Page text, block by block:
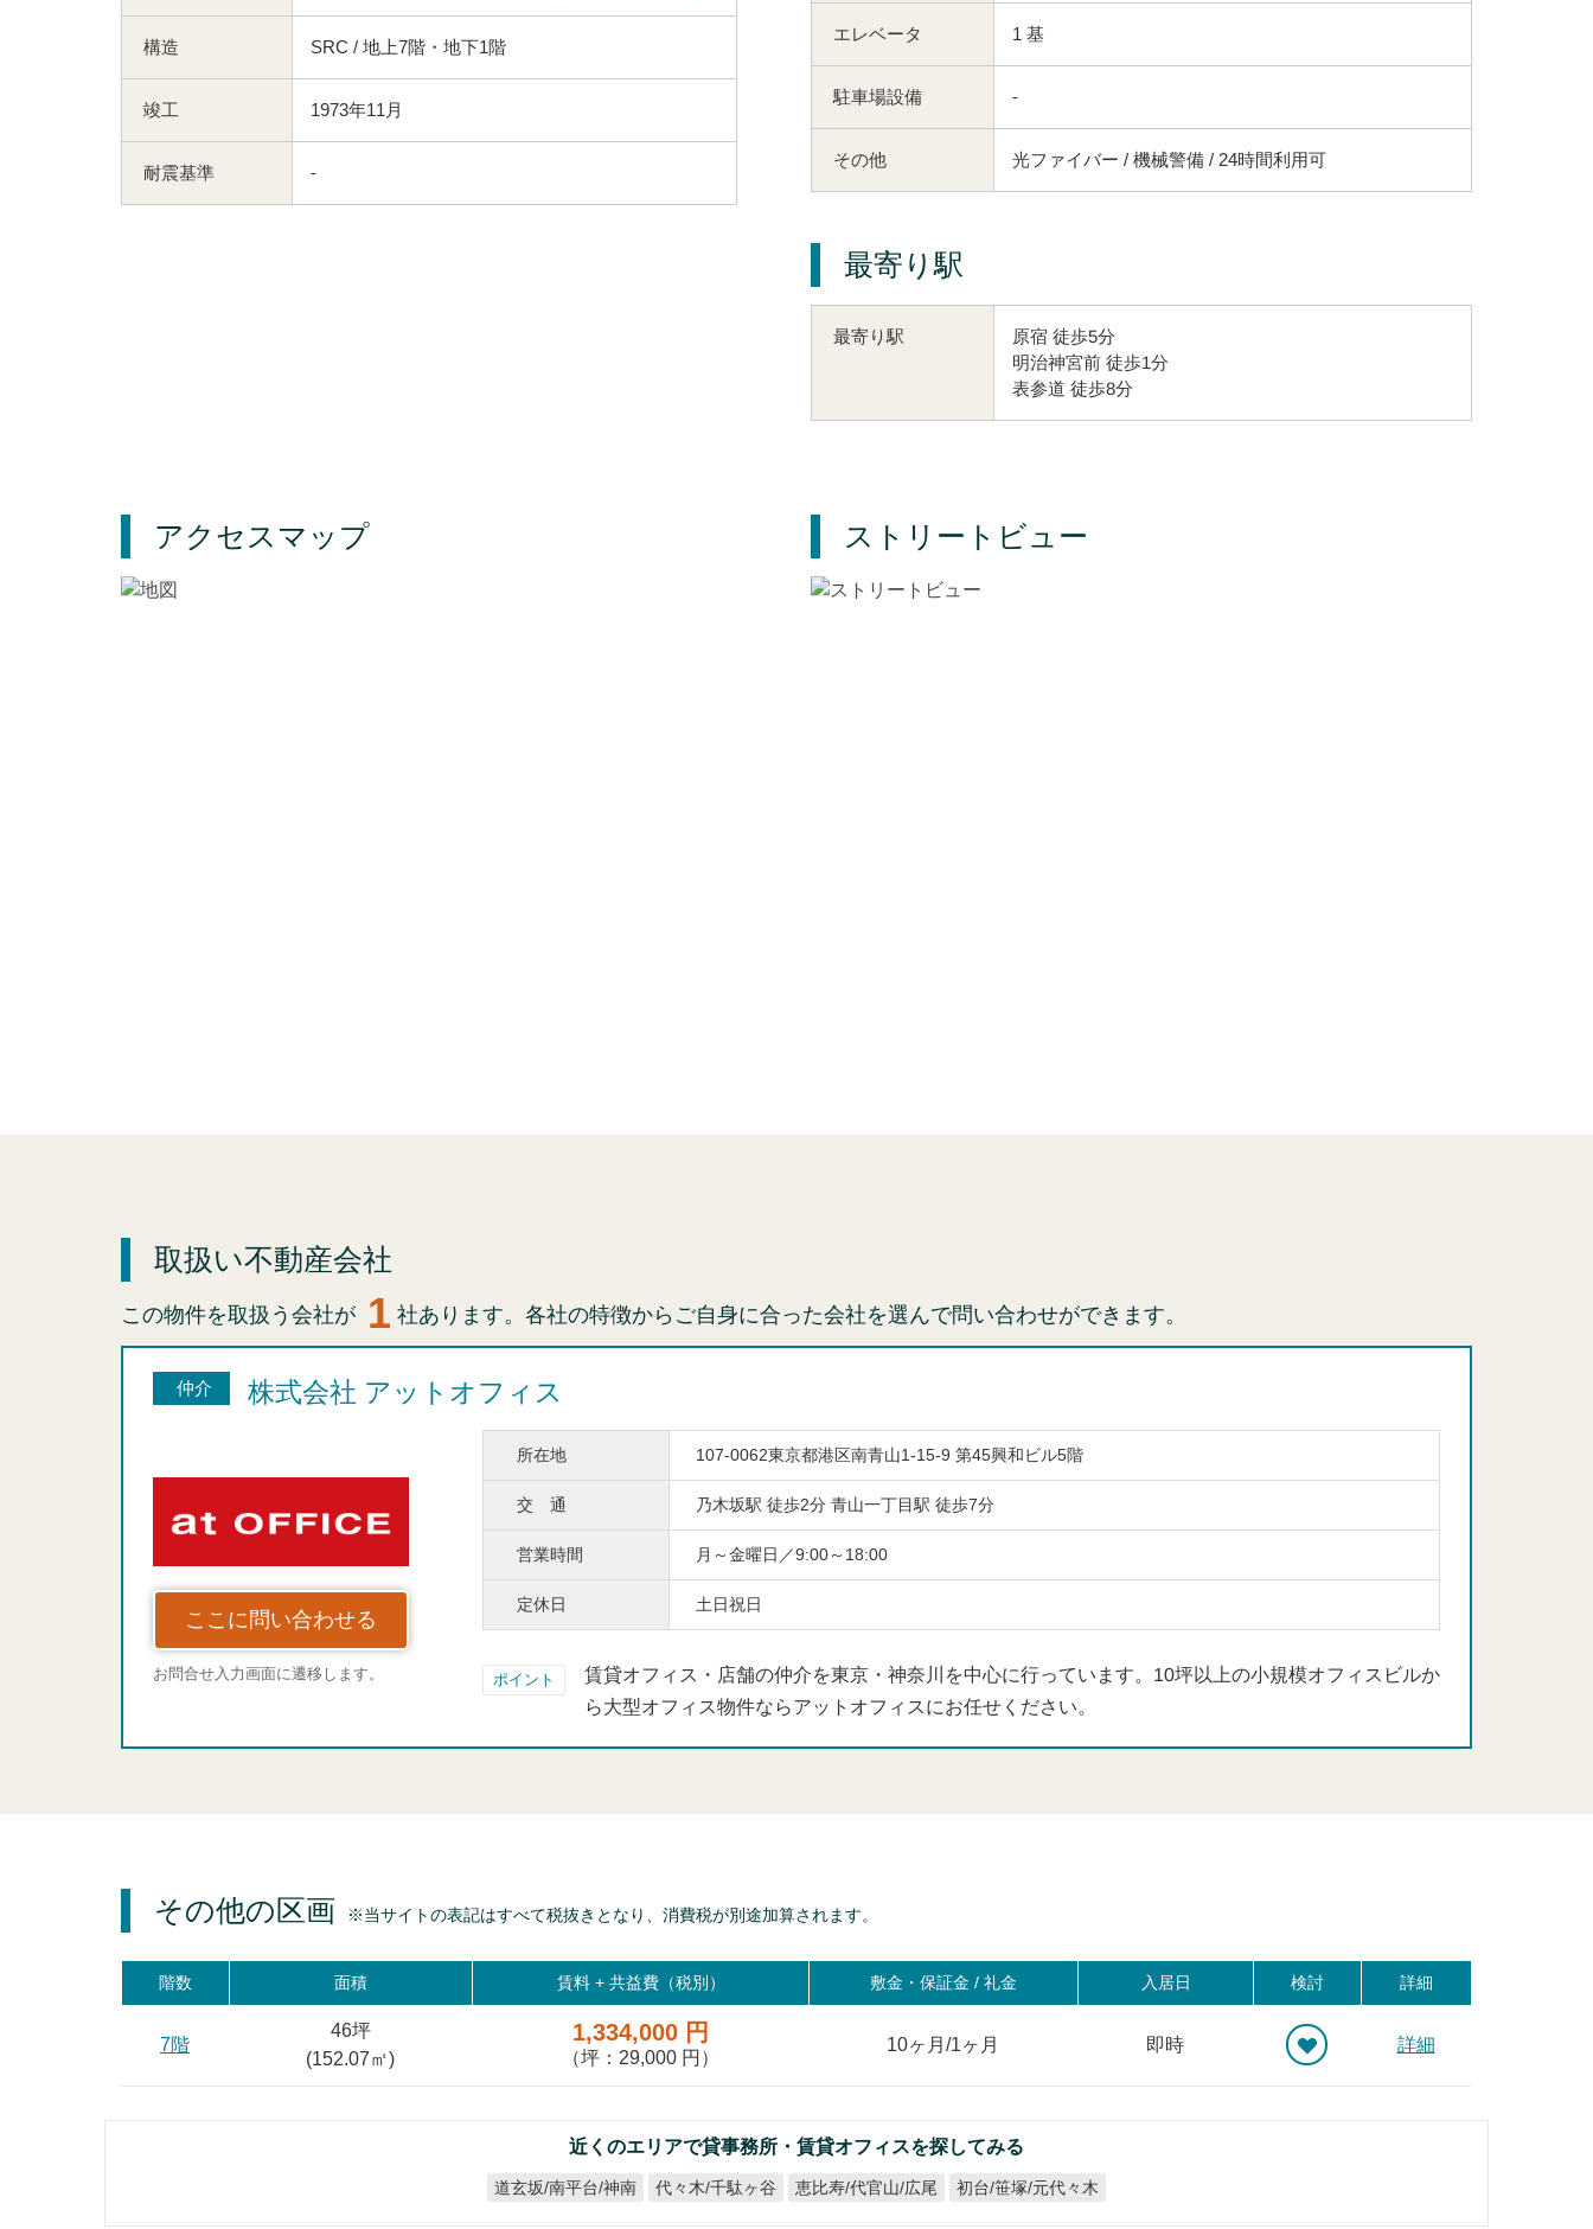
構造 SRC / 地上7階・地下1階
竣工 1973年11月
耐震基準 -
エレベータ 1 基
駐車場設備 -
その他 光ファイバー / 機械警備 / 24時間利用可
最寄り駅
最寄り駅 原宿 徒歩5分
明治神宮前 徒歩1分
表参道 徒歩8分
アクセスマップ ストリートビュー
取扱い不動産会社
この物件を取扱う会社が 1 社あります。各社の特徴からご自身に合った会社を選んで問い合わせができます。
仲介 株式会社 アットオフィス
ここに問い合わせる
お問合せ入力画面に遷移します。
所在地 107-0062東京都港区南青山1-15-9 第45興和ビル5階
交 通 乃木坂駅 徒歩2分 青山一丁目駅 徒歩7分
営業時間 月～金曜日／9:00～18:00
定休日 土日祝日
ポイント 賃貸オフィス・店舗の仲介を東京・神奈川を中心に行っています。10坪以上の小規模オフィスビルか
ら大型オフィス物件ならアットオフィスにお任せください。
その他の区画 ※当サイトの表記はすべて税抜きとなり、消費税が別途加算されます。
階数 面積 賃料 +共益費（税別） 敷金・保証金 / 礼金 入居日 検討 詳細
7階
46坪
(152.07㎡)
1,334,000 円
（坪：29,000 円）
10ヶ月/1ヶ月 即時 詳細
近くのエリアで貸事務所・賃貸オフィスを探してみる
道玄坂/南平台/神南 代々木/千駄ヶ谷 恵比寿/代官山/広尾 初台/笹塚/元代々木